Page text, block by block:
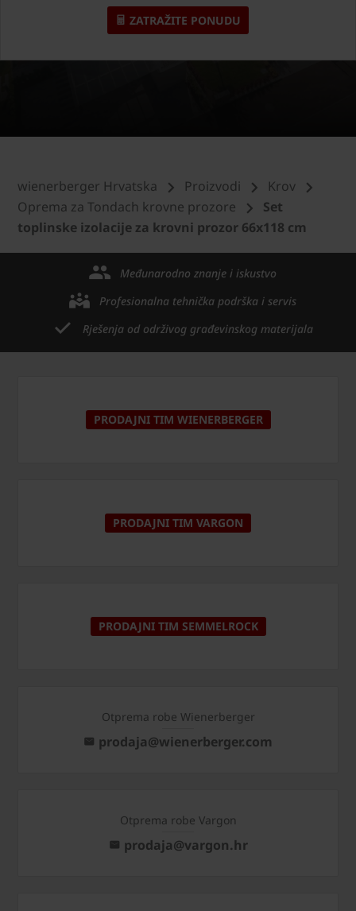
ZATRAŽITE PONUDU
wienerberger Hrvatska Proizvodi
Krov
Oprema za Tondach krovne prozore
Set
toplinske izolacije za krovni prozor 66x118 cm
Međunarodno znanje i iskustvo
Profesionalna tehnička podrška i servis
Rješenja od održivog građevinskog materijala
PRODAJNI TIM WIENERBERGER
PRODAJNI TIM VARGON
PRODAJNI TIM SEMMELROCK
Otprema robe Wienerberger
prodaja@wienerberger.com
Otprema robe Vargon
prodaja@vargon.hr